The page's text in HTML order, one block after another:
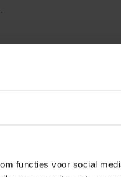
functies voor social
in aanraking
die een eed afleggen of